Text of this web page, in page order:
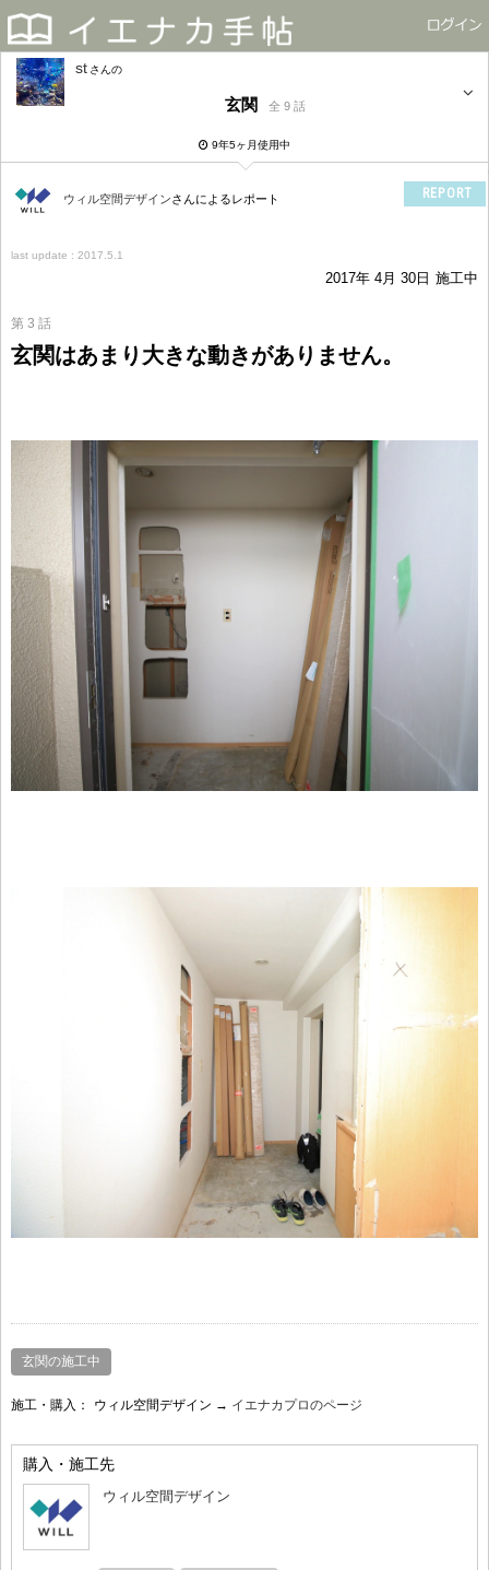
st さん
玄関 全 9 話
9年5ヶ月使用中
ウィル空間デザインさんによるレポート REPORT
last update : 2017.5.1
2017年 4月 30日 施工中
第 3 話
玄関はあまり大きな動きがありません。
玄関の施工中
施工・購入： ウィル空間デザイン → イエナカプロのページ
購入・施工先
ウィル空間デザイン